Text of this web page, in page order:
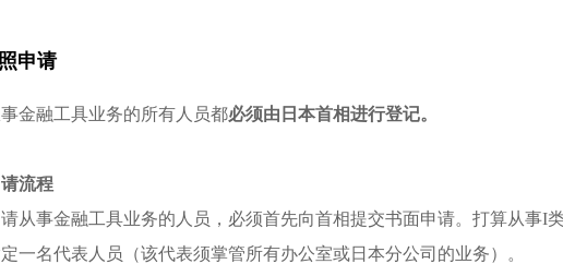
申请
金融工具业务的所有人员都必须由日本首相进行登记。
流程
从事金融工具业务的人员，必须首先向首相提交书面申请。打算从事I
一名代表人员（该代表须掌管所有办公室或日本分公司的业务）。